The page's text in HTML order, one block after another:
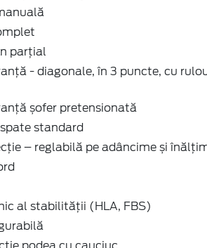
parţial
- diagonale, în 3 puncte, cu
șofer pretensionată
standard
– reglabilă pe adâncime și
al stabilității (HLA, FBS)